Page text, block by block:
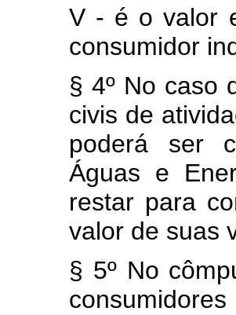
V - é o valor
consumidor
§ 4º No caso
civis de
poderá ser
Águas e
restar para
valor de suas
§ 5º No